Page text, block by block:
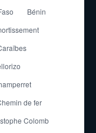
Bénin
de fer
Colomb